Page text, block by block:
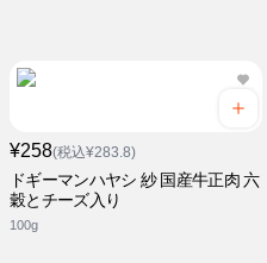
¥258(税込¥283.8)
ドギーマンハヤシ 紗 国産牛正肉 六
穀とチーズ入り
100g